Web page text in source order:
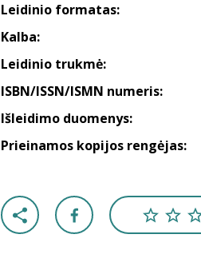
Leidinio formatas:
Kalba:
Leidinio trukmė:
ISBN/ISSN/ISMN numeris:
Išleidimo duomenys:
Prieinamos kopijos rengėjas: